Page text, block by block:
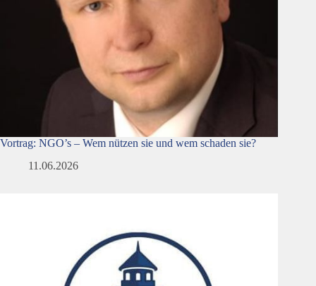
Vortrag: NGO’s – Wem nützen sie und wem schaden sie?
11.06.2026